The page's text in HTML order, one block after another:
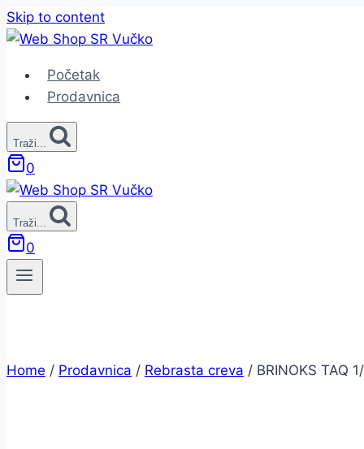
Skip to content
Početak
Prodavnica
Traži...
0
Traži...
0
Home / Prodavnica / Rebrasta creva / BRINOKS TAQ